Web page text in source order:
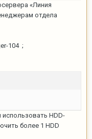
«Линия
отдела
104 ;
использовать HDD-
более 1 HDD